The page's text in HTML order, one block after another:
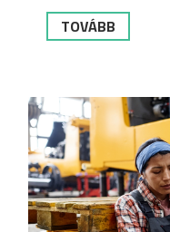
TOVÁBB